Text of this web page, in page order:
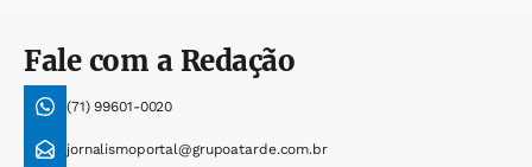
Fale com a Redação
(71) 99601-0020
jornalismoportal@grupoatarde.com.br